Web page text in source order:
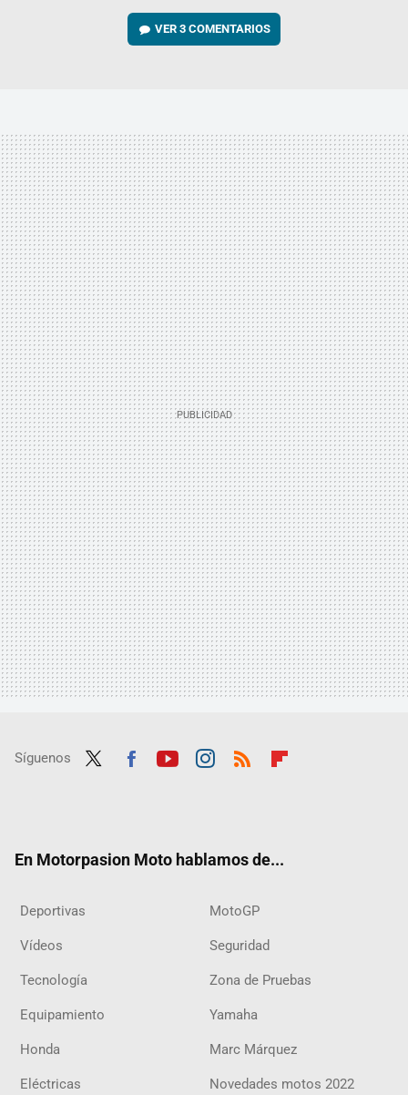
VER3 COMENTARIOS
Síguenos
En Motorpasion Moto hablamos de...
Deportivas MotoGP
Vídeos Seguridad
Tecnología Zona de Pruebas
Equipamiento Yamaha
Honda Marc Márquez
Eléctricas Novedades motos 2022